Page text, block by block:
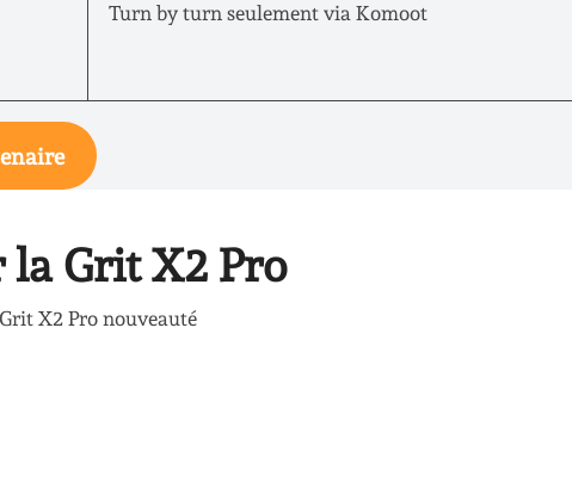
Turn by turn seulement via Komoot
la Grit X2 Pro